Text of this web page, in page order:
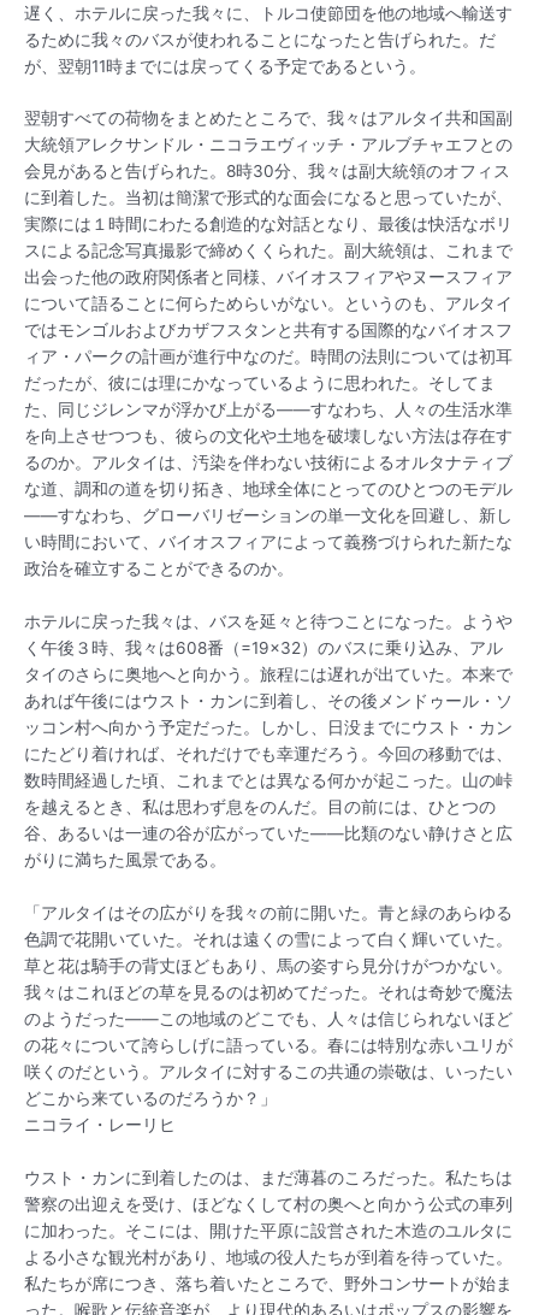
遅く、ホテルに戻った我々に、トルコ使節団を他の地域へ輸送す
るために我々のバスが使われることになったと告げられた。だ
が、翌朝11時までには戻ってくる予定であるという。
翌朝すべての荷物をまとめたところで、我々はアルタイ共和国副
大統領アレクサンドル・ニコラエヴィッチ・アルブチャエフとの
会見があると告げられた。8時30分、我々は副大統領のオフィス
に到着した。当初は簡潔で形式的な面会になると思っていたが、
実際には１時間にわたる創造的な対話となり、最後は快活なボリ
スによる記念写真撮影で締めくくられた。副大統領は、これまで
出会った他の政府関係者と同様、バイオスフィアやヌースフィア
について語ることに何らためらいがない。というのも、アルタイ
ではモンゴルおよびカザフスタンと共有する国際的なバイオスフ
ィア・パークの計画が進行中なのだ。時間の法則については初耳
だったが、彼には理にかなっているように思われた。そしてま
た、同じジレンマが浮かび上がる――すなわち、人々の生活水準
を向上させつつも、彼らの文化や土地を破壊しない方法は存在す
るのか。アルタイは、汚染を伴わない技術によるオルタナティブ
な道、調和の道を切り拓き、地球全体にとってのひとつのモデル
――すなわち、グローバリゼーションの単一文化を回避し、新し
い時間において、バイオスフィアによって義務づけられた新たな
政治を確立することができるのか。
ホテルに戻った我々は、バスを延々と待つことになった。ようや
く午後３時、我々は608番（=19×32）のバスに乗り込み、アル
タイのさらに奥地へと向かう。旅程には遅れが出ていた。本来で
あれば午後にはウスト・カンに到着し、その後メンドゥール・ソ
ッコン村へ向かう予定だった。しかし、日没までにウスト・カン
にたどり着ければ、それだけでも幸運だろう。今回の移動では、
数時間経過した頃、これまでとは異なる何かが起こった。山の峠
を越えるとき、私は思わず息をのんだ。目の前には、ひとつの
谷、あるいは一連の谷が広がっていた――比類のない静けさと広
がりに満ちた風景である。
「アルタイはその広がりを我々の前に開いた。青と緑のあらゆる
色調で花開いていた。それは遠くの雪によって白く輝いていた。
草と花は騎手の背丈ほどもあり、馬の姿すら見分けがつかない。
我々はこれほどの草を見るのは初めてだった。それは奇妙で魔法
のようだった――この地域のどこでも、人々は信じられないほど
の花々について誇らしげに語っている。春には特別な赤いユリが
咲くのだという。アルタイに対するこの共通の崇敬は、いったい
どこから来ているのだろうか？」
ニコライ・レーリヒ
ウスト・カンに到着したのは、まだ薄暮のころだった。私たちは
警察の出迎えを受け、ほどなくして村の奥へと向かう公式の車列
に加わった。そこには、開けた平原に設営された木造のユルタに
よる小さな観光村があり、地域の役人たちが到着を待っていた。
私たちが席につき、落ち着いたところで、野外コンサートが始ま
った。喉歌と伝統音楽が、より現代的あるいはポップスの影響を